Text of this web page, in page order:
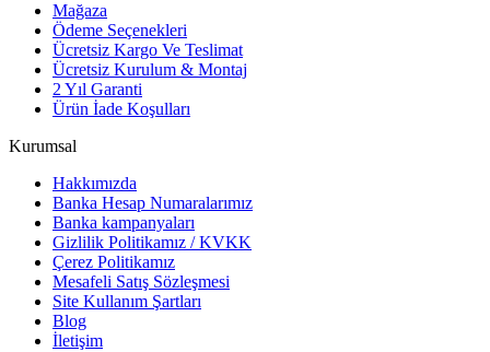
Mağaza
Ödeme Seçenekleri
Ücretsiz Kargo Ve Teslimat
Ücretsiz Kurulum & Montaj
2 Yıl Garanti
Ürün İade Koşulları
Kurumsal
Hakkımızda
Banka Hesap Numaralarımız
Banka kampanyaları
Gizlilik Politikamız / KVKK
Çerez Politikamız
Mesafeli Satış Sözleşmesi
Site Kullanım Şartları
Blog
İletişim